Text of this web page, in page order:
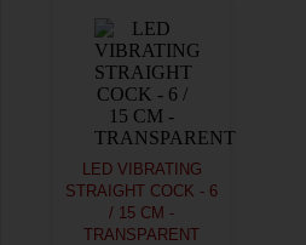
LED VIBRATING
STRAIGHT COCK - 6
/ 15 CM -
TRANSPARENT